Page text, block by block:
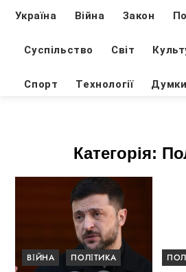
Україна Війна Закон
Суспільство Світ
Спорт Технології Думки
Категорія:
ВІЙНА ПОЛІТИКА